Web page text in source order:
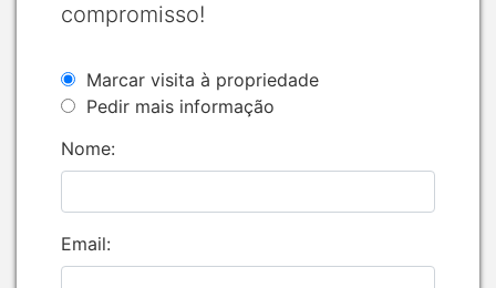
compromisso!
Marcar visita à propriedade
Pedir mais informação
Nome:
Email: